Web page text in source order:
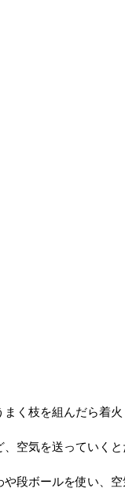
く枝を組んだら着
空気を送っていく
段ボールを使い、